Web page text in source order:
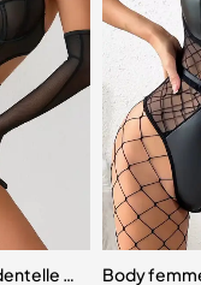
noire – Sexy,
Body